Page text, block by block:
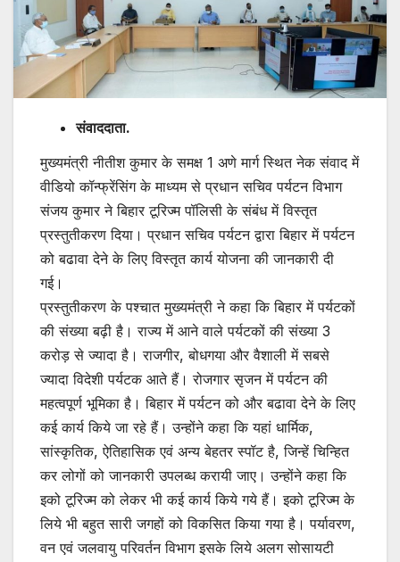
संवाददाता.
मुख्यमंत्री नीतीश कुमार के समक्ष 1 अणे मार्ग स्थित नेक संवाद में
वीडियो कॉन्फ्रेंसिंग के माध्यम से प्रधान सचिव पर्यटन विभाग
संजय कुमार ने बिहार टूरिज्म पॉलिसी के संबंध में विस्तृत
प्रस्तुतीकरण दिया। प्रधान सचिव पर्यटन द्वारा बिहार में पर्यटन
को बढावा देने के लिए विस्तृत कार्य योजना की जानकारी दी
गई।
प्रस्तुतीकरण के पश्चात मुख्यमंत्री ने कहा कि बिहार में पर्यटकों
की संख्या बढ़ी है। राज्य में आने वाले पर्यटकों की संख्या 3
करोड़ से ज्यादा है। राजगीर, बोधगया और वैशाली में सबसे
ज्यादा विदेशी पर्यटक आते हैं। रोजगार सृजन में पर्यटन की
महत्वपूर्ण भूमिका है। बिहार में पर्यटन को और बढावा देने के लिए
कई कार्य किये जा रहे हैं। उन्होंने कहा कि यहां धार्मिक,
सांस्कृतिक, ऐतिहासिक एवं अन्य बेहतर स्पॉट है, जिन्हें चिन्हित
कर लोगों को जानकारी उपलब्ध करायी जाए। उन्होंने कहा कि
इको टूरिज्म को लेकर भी कई कार्य किये गये हैं। इको टूरिज्म के
लिये भी बहुत सारी जगहों को विकसित किया गया है। पर्यावरण,
वन एवं जलवायु परिवर्तन विभाग इसके लिये अलग सोसायटी